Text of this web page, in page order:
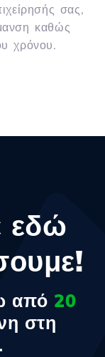
σας,
καθώς
χρόνου.
εδώ
από 20
στη